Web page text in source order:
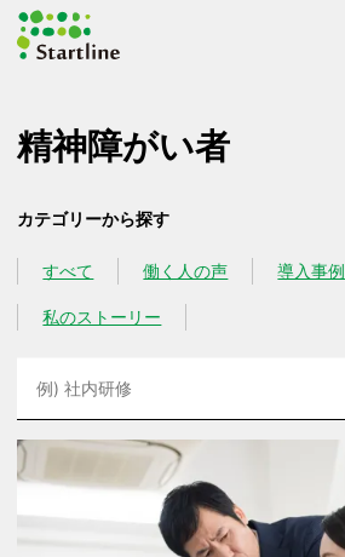
イ
テ
へ
移
精神障がい者
カテゴリーから探す
カテゴリー
すべて
カテゴリー
働く人の声
カテゴリー
導入事例
カテゴリー
私のストーリー